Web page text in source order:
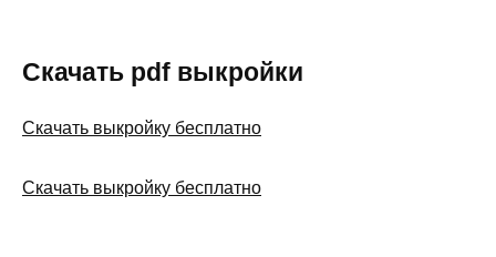
Скачать pdf выкройки
Скачать выкройку бесплатно
Скачать выкройку бесплатно